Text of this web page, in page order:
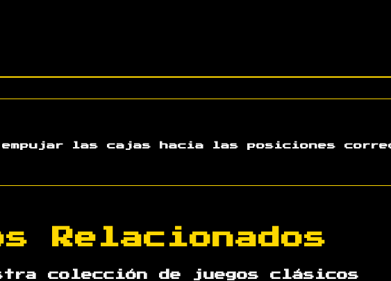
las cajas hacia las posiciones
Relacionados
colección de juegos clásicos